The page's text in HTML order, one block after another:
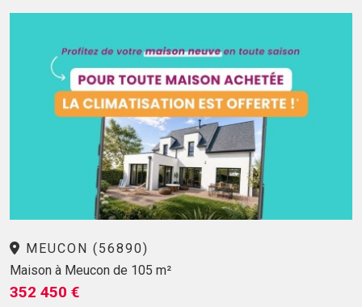
MEUCON (56890)
Maison à Meucon de 105 m²
352 450 €